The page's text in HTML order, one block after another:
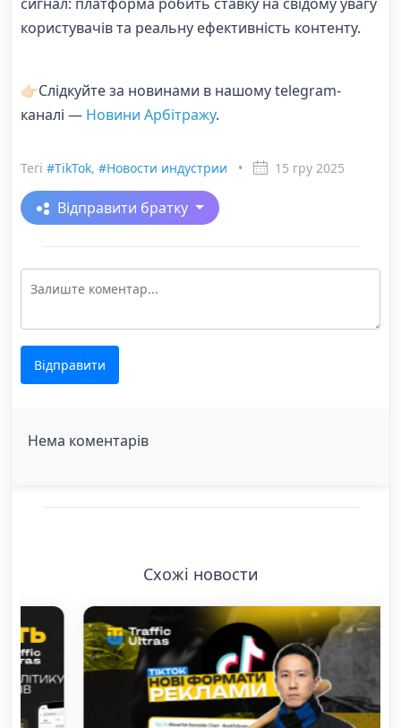
сигнал: платформа робить ставку на свідому увагу
користувачів та реальну ефективність контенту.
👉🏻Слідкуйте за новинами в нашому telegram-
каналі — Новини Арбітражу.
Тегі #TikTok, #Новости индустрии • 15 гру 2025
Відправити братку
Відправити
Нема коментарів
Схожі новости